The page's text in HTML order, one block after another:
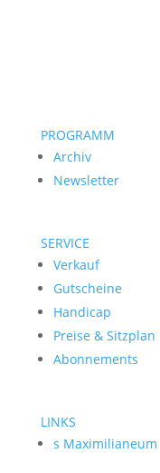
PROGRAMM
Archiv
Newsletter
SERVICE
Verkauf
Gutscheine
Handicap
Preise & Sitzplan
Abonnements
LINKS
s Maximilianeum